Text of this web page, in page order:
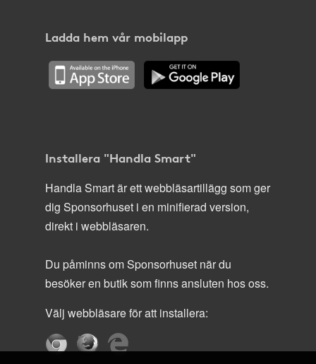
Ladda hem vår mobilapp
Installera "Handla Smart"
Handla Smart är ett webbläsartillägg som ger
dig Sponsorhuset i en minifierad version,
direkt i webbläsaren.
Du påminns om Sponsorhuset när du
besöker en butik som finns ansluten hos oss.
Välj webbläsare för att installera: